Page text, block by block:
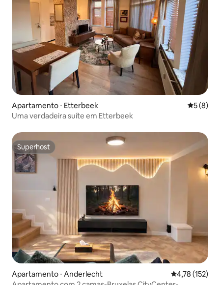
Apartamento ⋅ Etterbeek 5 de
5 (8)
Uma verdadeira suíte em Etterbeek
Superhost
Superhost
Apartamento ⋅ Anderlecht 4,78 de uma
4,78 (152)